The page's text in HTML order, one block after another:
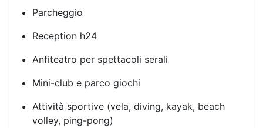
aperitivi e snack
Servizio di
Wi-Fi nelle aree comuni (a pagamento)
Parcheggio
Reception h24